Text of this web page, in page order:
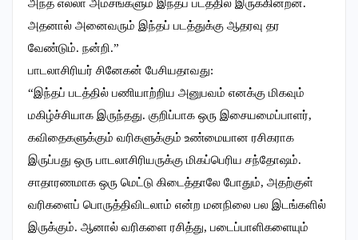
அந்த எல்லா அம்சங்களும் இந்தப் படத்தில் இருக்கின்றன.
அதனால் அனைவரும் இந்தப் படத்துக்கு ஆதரவு தர
வேண்டும். நன்றி.”
பாடலாசிரியர் சினேகன் பேசியதாவது:
“இந்தப் படத்தில் பணியாற்றிய அனுபவம் எனக்கு மிகவும்
மகிழ்ச்சியாக இருந்தது. குறிப்பாக ஒரு இசையமைப்பாளர்,
கவிதைகளுக்கும் வரிகளுக்கும் உண்மையான ரசிகராக
இருப்பது ஒரு பாடலாசிரியருக்கு மிகப்பெரிய சந்தோஷம்.
சாதாரணமாக ஒரு மெட்டு கிடைத்தாலே போதும், அதற்குள்
வரிகளைப் பொருத்திவிடலாம் என்ற மனநிலை பல இடங்களில்
இருக்கும். ஆனால் வரிகளை ரசித்து, படைப்பாளிகளையும்